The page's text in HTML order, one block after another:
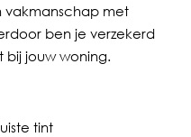
vakmanschap met
ben je verzekerd
jouw woning.
tint